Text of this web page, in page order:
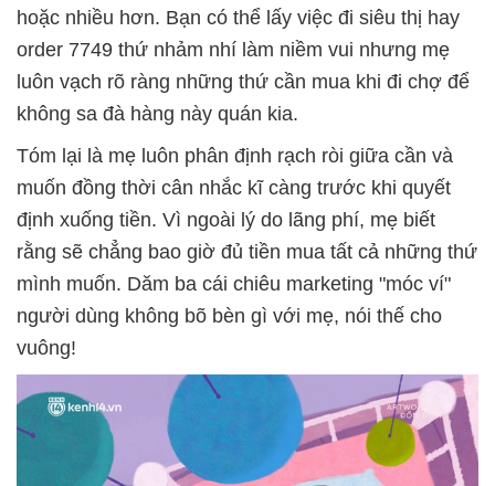
hoặc nhiều hơn. Bạn có thể lấy việc đi siêu thị hay
order 7749 thứ nhảm nhí làm niềm vui nhưng mẹ
luôn vạch rõ ràng những thứ cần mua khi đi chợ để
không sa đà hàng này quán kia.
Tóm lại là mẹ luôn phân định rạch ròi giữa cần và
muốn đồng thời cân nhắc kĩ càng trước khi quyết
định xuống tiền. Vì ngoài lý do lãng phí, mẹ biết
rằng sẽ chẳng bao giờ đủ tiền mua tất cả những thứ
mình muốn. Dăm ba cái chiêu marketing "móc ví"
người dùng không bõ bèn gì với mẹ, nói thế cho
vuông!